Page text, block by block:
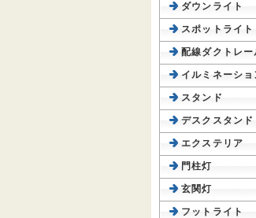
ダウンライト
スポットライト
配線ダクトレー
イルミネーショ
スタンド
デスクスタンド
エクステリア
門柱灯
玄関灯
フットライト